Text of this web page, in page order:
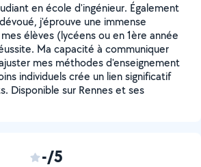
en école d'ingénieur. Également
j'éprouve une immense
élèves (lycéens ou en 1ère année
Ma capacité à communiquer
mes méthodes d'enseignement
individuels crée un lien significatif
Disponible sur Rennes et ses
-/5